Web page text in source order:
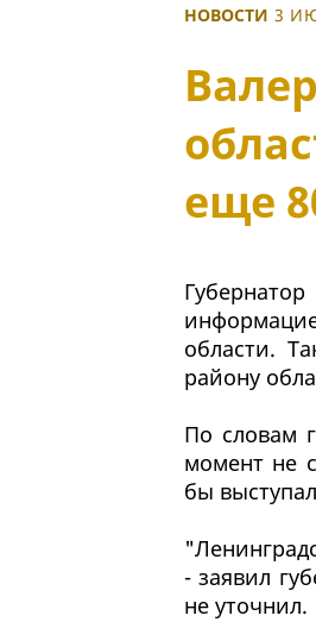
НОВОСТИ 3
еще
области.
району
По словам
момент не
бы
- заявил
не уточнил.